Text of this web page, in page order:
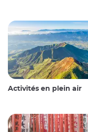
Activités en plein air